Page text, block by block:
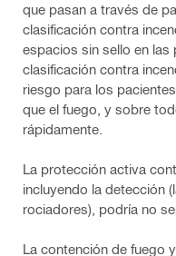
que pasan a través de
clasificación contra
espacios sin sello en
clasificación contra
riesgo para los
que el fuego, y sobre
rápidamente.
La protección activa
incluyendo la detección
rociadores), podría no
La contención de fuego